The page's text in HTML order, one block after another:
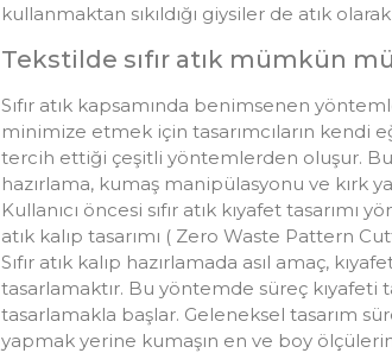
kullanmaktan sıkıldığı giysiler de atık
Tekstilde sıfır atık mümkün
Sıfır atık kapsamında benimsenen
minimize etmek için tasarımcıların kendi
tercih ettiği çeşitli yöntemlerden oluşur. Bu
hazırlama, kumaş manipülasyonu ve kırk
Kullanıcı öncesi sıfır atık kıyafet tasarımı
atık kalıp tasarımı ( Zero Waste Pattern
Sıfır atık kalıp hazırlamada asıl amaç,
tasarlamaktır. Bu yöntemde süreç kıyafeti
tasarlamakla başlar. Geleneksel tasarım
yapmak yerine kumaşın en ve boy